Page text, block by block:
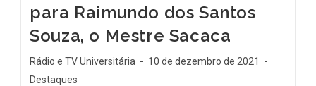
para Raimundo dos Santos
Souza, o Mestre Sacaca
Rádio e TV Universitária
10 de dezembro de 2021
Destaques